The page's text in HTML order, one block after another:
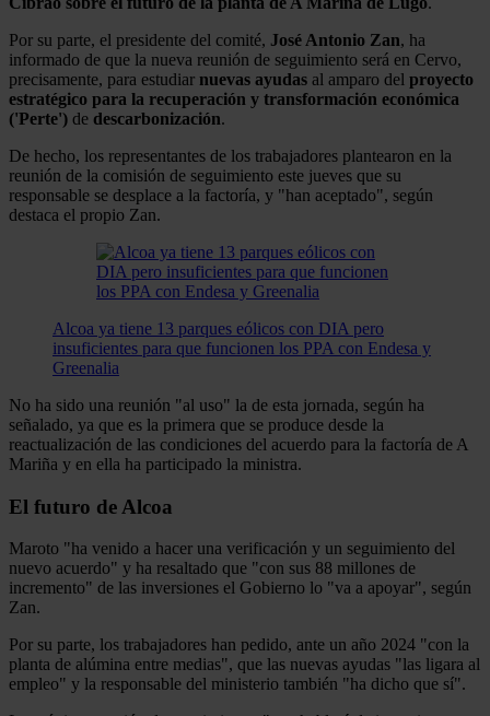
Por su parte, el presidente del comité, José Antonio Zan, ha
informado de que la nueva reunión de seguimiento será en Cervo,
precisamente, para estudiar nuevas ayudas al amparo del proyecto
estratégico para la recuperación y transformación económica
('Perte') de descarbonización.
De hecho, los representantes de los trabajadores plantearon en la
reunión de la comisión de seguimiento este jueves que su
responsable se desplace a la factoría, y "han aceptado", según
destaca el propio Zan.
Alcoa ya tiene 13 parques eólicos con DIA pero
insuficientes para que funcionen los PPA con Endesa y
Greenalia
No ha sido una reunión "al uso" la de esta jornada, según ha
señalado, ya que es la primera que se produce desde la
reactualización de las condiciones del acuerdo para la factoría de A
Mariña y en ella ha participado la ministra.
El futuro de Alcoa
Maroto "ha venido a hacer una verificación y un seguimiento del
nuevo acuerdo" y ha resaltado que "con sus 88 millones de
incremento" de las inversiones el Gobierno lo "va a apoyar", según
Zan.
Por su parte, los trabajadores han pedido, ante un año 2024 "con la
planta de alúmina entre medias", que las nuevas ayudas "las ligara al
empleo" y la responsable del ministerio también "ha dicho que sí".